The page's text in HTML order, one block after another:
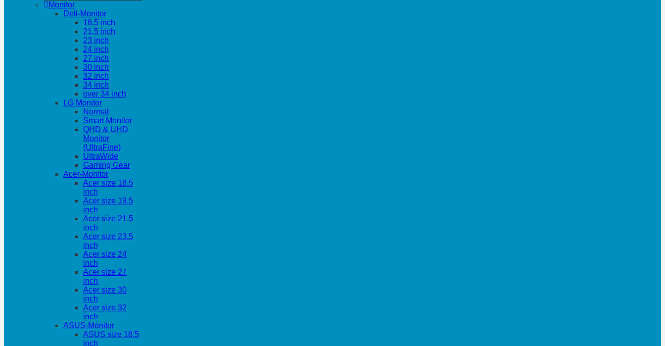
Monitor
Dell-Monitor
18.5 inch
21.5 inch
23 inch
24 inch
27 inch
30 inch
32 inch
34 inch
over 34 inch
LG Monitor
Normal
Smart Monitor
QHD & UHD
Monitor
(UltraFine)
UltraWide
Gaming Gear
Acer-Monitor
Acer size 18.5
inch
Acer size 19.5
inch
Acer size 21.5
inch
Acer size 23.5
inch
Acer size 24
inch
Acer size 27
inch
Acer size 30
inch
Acer size 32
inch
ASUS-Monitor
ASUS size 18.5
inch